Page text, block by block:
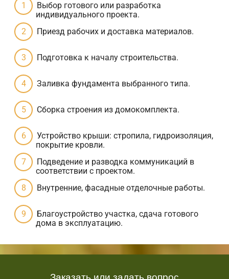
Выбор готового или разработка
индивидуального проекта.
Приезд рабочих и доставка материалов.
Подготовка к началу строительства.
Заливка фундамента выбранного типа.
Сборка строения из домокомплекта.
Устройство крыши: стропила, гидроизоляция,
покрытие кровли.
Подведение и разводка коммуникаций в
соответствии с проектом.
Внутренние, фасадные отделочные работы.
Благоустройство участка, сдача готового
дома в эксплуатацию.
Заказать или задать вопрос